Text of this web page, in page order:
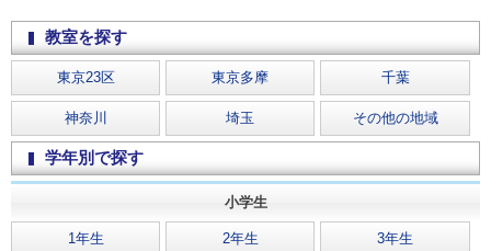
教室を探す
東京23区 東京多摩 千葉
神奈川 埼玉 その他の地域
学年別で探す
小学生
1年生 2年生 3年生